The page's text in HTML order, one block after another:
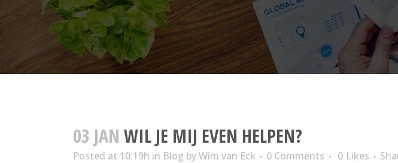
03 JAN WIL JE MIJ EVEN HELPEN?
Posted at 10:19h in Blog byWim van Eck 0 Comments 0 Likes